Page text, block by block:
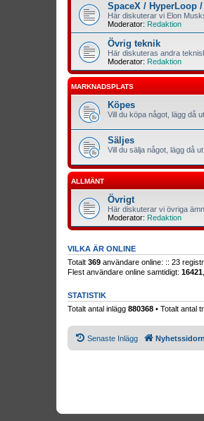
SpaceX / HyperLoop
Här diskuterar vi Elon
Moderator: Redaktion
Övrig teknik
Här diskuteras andra
Moderator: Redaktion
MARKNADSPLATS
Köpes
Vill du köpa något, lägg då
Säljes
Vill du sälja något, lägg då
ALLMÄNT
Övrigt
Här diskuterar vi övriga
Moderator: Redaktion
VILKA ÄR ONLINE
Totalt 369 användare online: :: 23
Flest användare online samtidigt: 16421
STATISTIK
Totalt antal inlägg 880368 • Totalt antal
Senaste Inlägg